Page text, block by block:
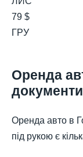
79 $
ГРУ
Оренда
документи
Оренда авто в
під рукою є